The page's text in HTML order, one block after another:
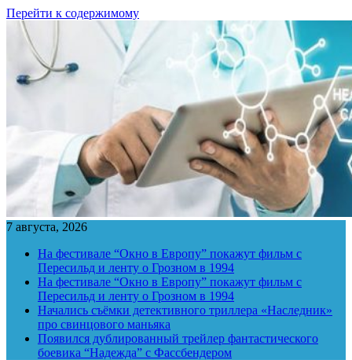
Перейти к содержимому
7 августа, 2026
На фестивале “Окно в Европу” покажут фильм с
Пересильд и ленту о Грозном в 1994
На фестивале “Окно в Европу” покажут фильм с
Пересильд и ленту о Грозном в 1994
Начались съёмки детективного триллера «Наследник»
про свинцового маньяка
Появился дублированный трейлер фантастического
боевика “Надежда” с Фассбендером